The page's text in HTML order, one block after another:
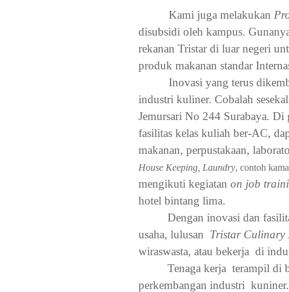
Kami juga melakukan
disubsidi oleh kampus.
rekanan Tristar di luar negeri
produk makanan standar
Inovasi yang terus
industri kuliner. Cobalah
Jemursari No 244 Surabaya.
fasilitas kelas kuliah ber-AC,
makanan, perpustakaan,
House Keeping, Laundry, contoh
mengikuti kegiatan on job
hotel bintang lima.
Dengan inovasi dan
usaha, lulusan Tristar Culinary
wiraswasta, atau bekerja di
Tenaga kerja terampil di
perkembangan industri kuniner.